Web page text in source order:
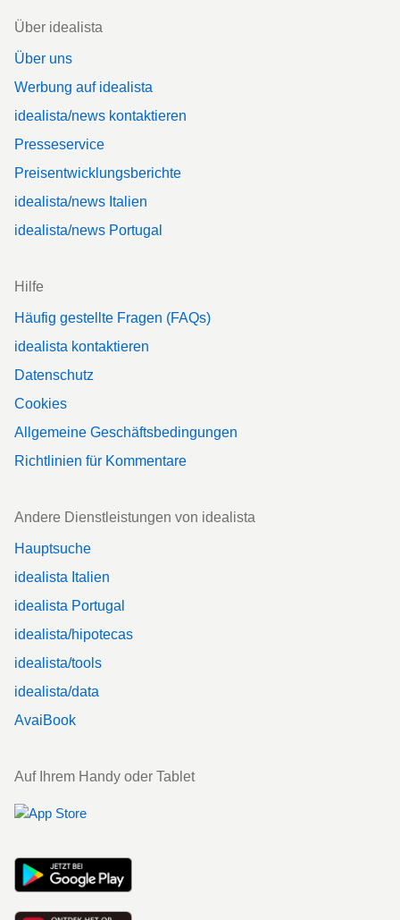
Footer
Über idealista
Über uns
Werbung auf idealista
idealista/news kontaktieren
Presseservice
Preisentwicklungsberichte
idealista/news Italien
idealista/news Portugal
Hilfe
Häufig gestellte Fragen (FAQs)
idealista kontaktieren
Datenschutz
Cookies
Allgemeine Geschäftsbedingungen
Richtlinien für Kommentare
Andere Dienstleistungen von idealista
Hauptsuche
idealista Italien
idealista Portugal
idealista/hipotecas
idealista/tools
idealista/data
AvaiBook
Auf Ihrem Handy oder Tablet